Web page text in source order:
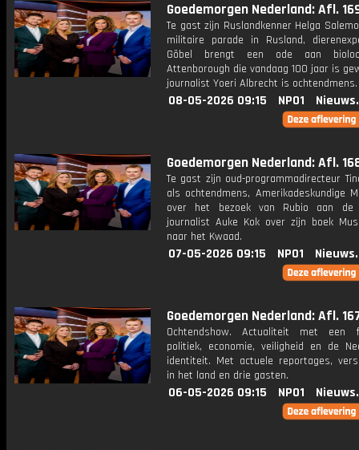
Goedemorgen Nederland: Afl.
Te gast zijn Ruslandkenner Helga
militaire parade in Rusland,
Göbel brengt een ode aan
Attenborough die vandaag 100 jaar is
journalist Yoeri Albrecht is ochtendmens.
08-05-2026 09:15 NPO1
Goedemorgen Nederland: Afl.
Te gast zijn oud-programmadirecteur
als ochtendmens, Amerikadeskundige
over het bezoek van Rubio aan de
journalist Auke Kok over zijn boek
naar het Kwaad.
07-05-2026 09:15 NPO1
Goedemorgen Nederland: Afl.
Ochtendshow. Actualiteit met een
politiek, economie, veiligheid en de
identiteit. Met actuele reportages,
in het land en drie gasten.
06-05-2026 09:15 NPO1